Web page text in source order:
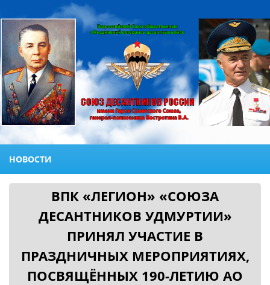
НОВОСТИ
ВПК «ЛЕГИОН» «СОЮЗА
ДЕСАНТНИКОВ УДМУРТИИ»
ПРИНЯЛ УЧАСТИЕ В
ПРАЗДНИЧНЫХ МЕРОПРИЯТИЯХ,
ПОСВЯЩЁННЫХ 190-ЛЕТИЮ АО